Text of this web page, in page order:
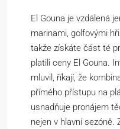
El Gouna je vzdálená
marinami, golfovými
takže získáte část té
platili ceny El Gouna.
mluvil, říkají, že
přímého přístupu na
usnadňuje pronájem
nejen v hlavní sezóně.